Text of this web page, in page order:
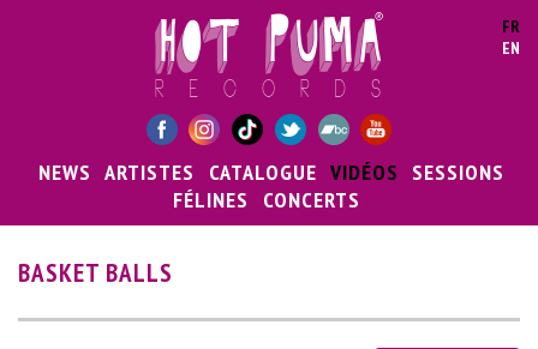
FR
EN
NEWS ARTISTES CATALOGUE VIDÉOS SESSIONS
FÉLINES
CONCERTS
BASKET BALLS